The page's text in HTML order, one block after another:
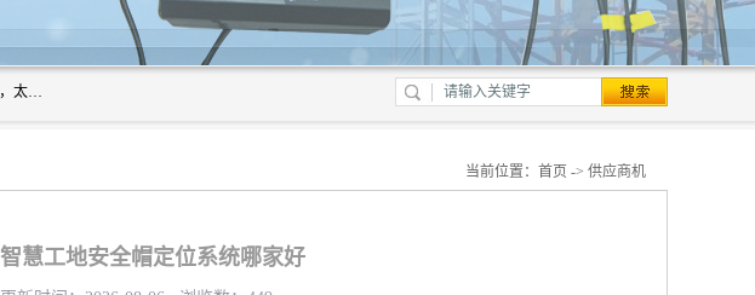
上海宇叶电子科技有限公司是吊钩视频监控、升降机监控、卸料平台监控、塔吊防碰撞、黑匣子防碰撞、风速仪，太阳能障碍灯安全提示灯等一系列升降机的常用配件产品专业研发生产加工的公司，拥有完整、科学的质量管理体系。
当前位置： 首页 -> 供应商机
智慧工地安全帽定位系统哪家好